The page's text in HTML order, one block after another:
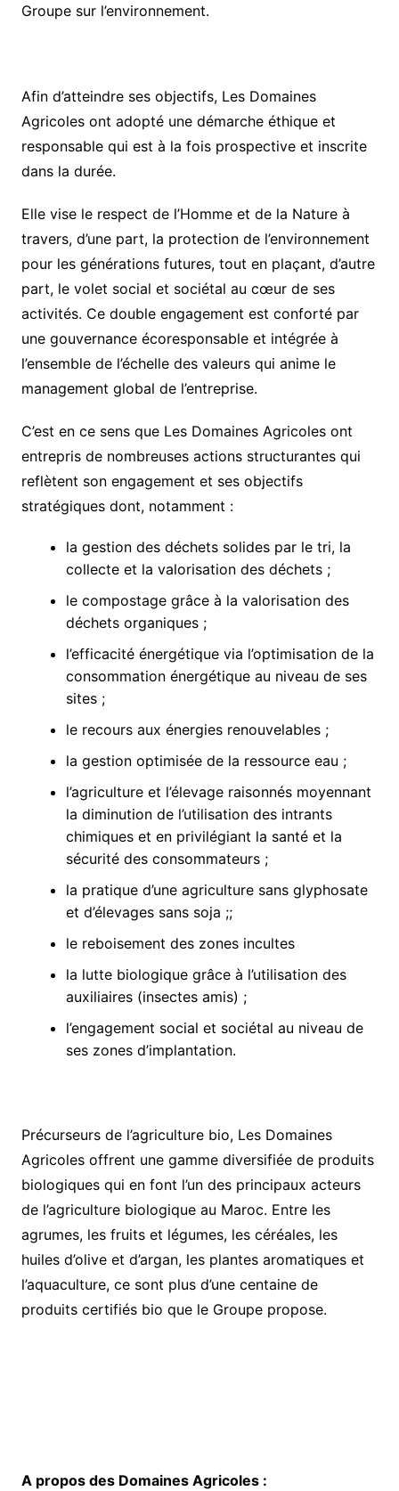
Groupe sur l’environnement.
Afin d’atteindre ses objectifs, Les Domaines
Agricoles ont adopté une démarche éthique et
responsable qui est à la fois prospective et inscrite
dans la durée.
Elle vise le respect de l’Homme et de la Nature à
travers, d’une part, la protection de l’environnement
pour les générations futures, tout en plaçant, d’autre
part, le volet social et sociétal au cœur de ses
activités. Ce double engagement est conforté par
une gouvernance écoresponsable et intégrée à
l’ensemble de l’échelle des valeurs qui anime le
management global de l’entreprise.
C’est en ce sens que Les Domaines Agricoles ont
entrepris de nombreuses actions structurantes qui
reflètent son engagement et ses objectifs
stratégiques dont, notamment :
la gestion des déchets solides par le tri, la
collecte et la valorisation des déchets ;
le compostage grâce à la valorisation des
déchets organiques ;
l’efficacité énergétique via l’optimisation de la
consommation énergétique au niveau de ses
sites ;
le recours aux énergies renouvelables ;
la gestion optimisée de la ressource eau ;
l’agriculture et l’élevage raisonnés moyennant
la diminution de l’utilisation des intrants
chimiques et en privilégiant la santé et la
sécurité des consommateurs ;
la pratique d’une agriculture sans glyphosate
et d’élevages sans soja ;;
le reboisement des zones incultes
la lutte biologique grâce à l’utilisation des
auxiliaires (insectes amis) ;
l’engagement social et sociétal au niveau de
ses zones d’implantation.
Précurseurs de l’agriculture bio, Les Domaines
Agricoles offrent une gamme diversifiée de produits
biologiques qui en font l’un des principaux acteurs
de l’agriculture biologique au Maroc. Entre les
agrumes, les fruits et légumes, les céréales, les
huiles d’olive et d’argan, les plantes aromatiques et
l’aquaculture, ce sont plus d’une centaine de
produits certifiés bio que le Groupe propose.
A propos des Domaines Agricoles :